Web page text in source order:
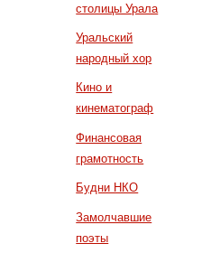
столицы Урала
Уральский
народный хор
Кино и
кинематограф
Финансовая
грамотность
Будни НКО
Замолчавшие
поэты